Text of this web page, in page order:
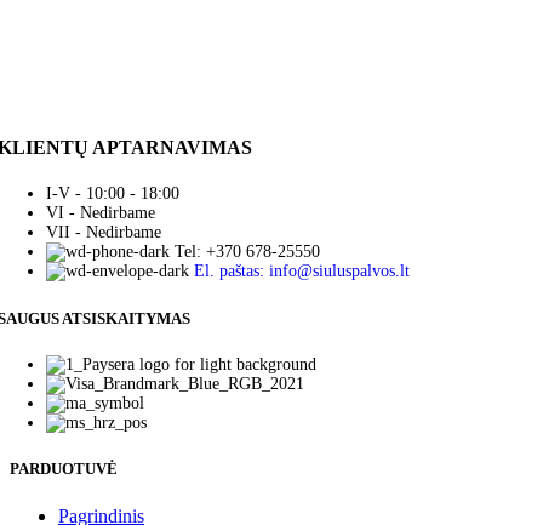
APTARNAVIMAS
I-V - 10:00 - 18:00
VI - Nedirbame
VII - Nedirbame
Tel: +370 678-25550
El. paštas: info@siuluspalvos.lt
ATSISKAITYMAS
PARDUOTUVĖ
Pagrindinis